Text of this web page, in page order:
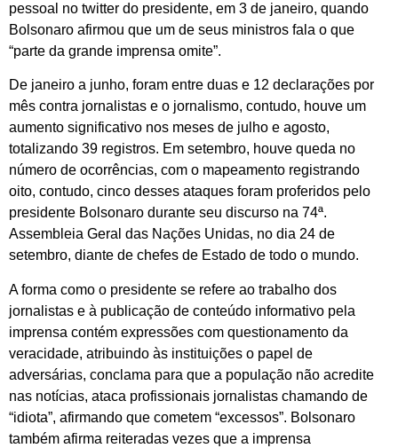
pessoal no twitter do presidente, em 3 de janeiro, quando
Bolsonaro afirmou que um de seus ministros fala o que
“parte da grande imprensa omite”.
De janeiro a junho, foram entre duas e 12 declarações por
mês contra jornalistas e o jornalismo, contudo, houve um
aumento significativo nos meses de julho e agosto,
totalizando 39 registros. Em setembro, houve queda no
número de ocorrências, com o mapeamento registrando
oito, contudo, cinco desses ataques foram proferidos pelo
presidente Bolsonaro durante seu discurso na 74ª.
Assembleia Geral das Nações Unidas, no dia 24 de
setembro, diante de chefes de Estado de todo o mundo.
A forma como o presidente se refere ao trabalho dos
jornalistas e à publicação de conteúdo informativo pela
imprensa contém expressões com questionamento da
veracidade, atribuindo às instituições o papel de
adversárias, conclama para que a população não acredite
nas notícias, ataca profissionais jornalistas chamando de
“idiota”, afirmando que cometem “excessos”. Bolsonaro
também afirma reiteradas vezes que a imprensa